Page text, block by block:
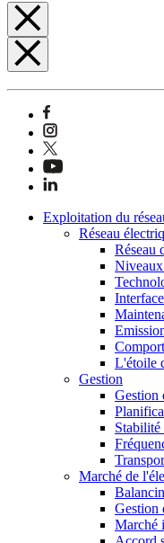
Exploitation du
Réseau
Réseau
Niveaux
L'étoile
Gestion
Gestion
Stabilité
Marché de
Gestion
Marché